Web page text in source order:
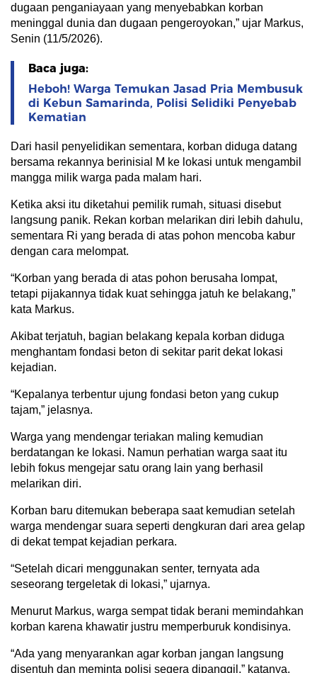
dugaan penganiayaan yang menyebabkan korban
meninggal dunia dan dugaan pengeroyokan,” ujar Markus,
Senin (11/5/2026).
Baca juga:
Heboh! Warga Temukan Jasad Pria Membusuk
di Kebun Samarinda, Polisi Selidiki Penyebab
Kematian
Dari hasil penyelidikan sementara, korban diduga datang
bersama rekannya berinisial M ke lokasi untuk mengambil
mangga milik warga pada malam hari.
Ketika aksi itu diketahui pemilik rumah, situasi disebut
langsung panik. Rekan korban melarikan diri lebih dahulu,
sementara Ri yang berada di atas pohon mencoba kabur
dengan cara melompat.
“Korban yang berada di atas pohon berusaha lompat,
tetapi pijakannya tidak kuat sehingga jatuh ke belakang,”
kata Markus.
Akibat terjatuh, bagian belakang kepala korban diduga
menghantam fondasi beton di sekitar parit dekat lokasi
kejadian.
“Kepalanya terbentur ujung fondasi beton yang cukup
tajam,” jelasnya.
Warga yang mendengar teriakan maling kemudian
berdatangan ke lokasi. Namun perhatian warga saat itu
lebih fokus mengejar satu orang lain yang berhasil
melarikan diri.
Korban baru ditemukan beberapa saat kemudian setelah
warga mendengar suara seperti dengkuran dari area gelap
di dekat tempat kejadian perkara.
“Setelah dicari menggunakan senter, ternyata ada
seseorang tergeletak di lokasi,” ujarnya.
Menurut Markus, warga sempat tidak berani memindahkan
korban karena khawatir justru memperburuk kondisinya.
“Ada yang menyarankan agar korban jangan langsung
disentuh dan meminta polisi segera dipanggil,” katanya.